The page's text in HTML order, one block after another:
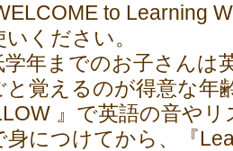
to Learning
ください。
学年までのお子さんは
と覚えるのが得意な年
』で英語の音や
身につけてから、『